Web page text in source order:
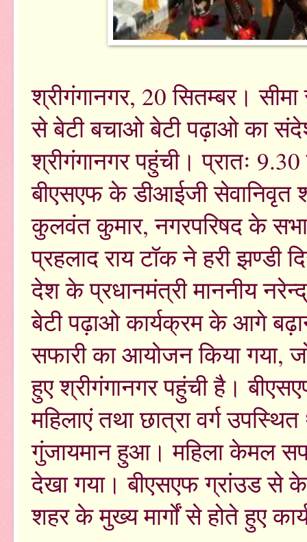
श्रीगंगानगर, 20 सितम्बर।
से बेटी बचाओ बेटी पढ़ाओ का
श्रीगंगानगर पहुंची। प्रातः
बीएसएफ के डीआईजी सेवानिवृत
कुलवंत कुमार, नगरपरिषद के
प्रहलाद राय टॉक ने हरी झण्डी
देश के प्रधानमंत्री माननीय
बेटी पढ़ाओ कार्यक्रम के आगे
सफारी का आयोजन किया गया,
हुए श्रीगंगानगर पहुंची है।
महिलाएं तथा छात्रा वर्ग
गुंजायमान हुआ। महिला केमल
देखा गया। बीएसएफ ग्रांउड से
शहर के मुख्य मार्गों से होते हुए